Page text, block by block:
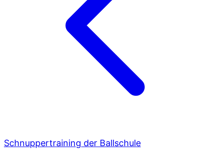
Schnuppertraining der Ballschule